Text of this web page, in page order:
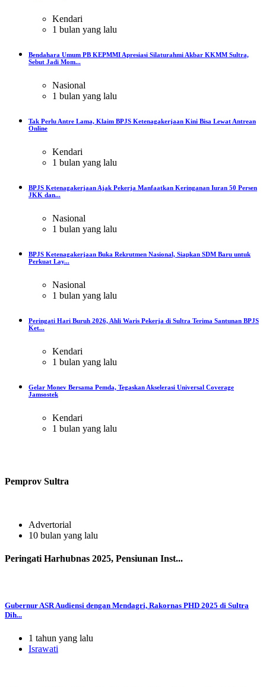
Kendari
1 bulan yang lalu
Bendahara Umum PB KEPMMI Apresiasi Silaturahmi Akbar KKMM Sultra,
Sebut Jadi Mom...
Nasional
1 bulan yang lalu
Tak Perlu Antre Lama, Klaim BPJS Ketenagakerjaan Kini Bisa Lewat Antrean
Online
Kendari
1 bulan yang lalu
BPJS Ketenagakerjaan Ajak Pekerja Manfaatkan Keringanan Iuran 50 Persen
JKK dan...
Nasional
1 bulan yang lalu
BPJS Ketenagakerjaan Buka Rekrutmen Nasional, Siapkan SDM Baru untuk
Perkuat Lay...
Nasional
1 bulan yang lalu
Peringati Hari Buruh 2026, Ahli Waris Pekerja di Sultra Terima Santunan BPJS
Ket...
Kendari
1 bulan yang lalu
Gelar Monev Bersama Pemda, Tegaskan Akselerasi Universal Coverage
Jamsostek
Kendari
1 bulan yang lalu
Pemprov Sultra
Advertorial
10 bulan yang lalu
Peringati Harhubnas 2025, Pensiunan Inst...
Gubernur ASR Audiensi dengan Mendagri, Rakornas PHD 2025 di Sultra
Dih...
1 tahun yang lalu
Israwati